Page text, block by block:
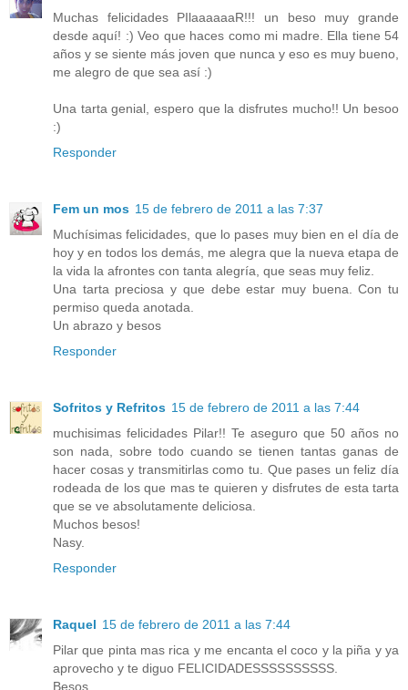
Muchas felicidades PIlaaaaaaR!!! un beso muy grande
desde aquí! :) Veo que haces como mi madre. Ella tiene 54
años y se siente más joven que nunca y eso es muy bueno,
me alegro de que sea así :)
Una tarta genial, espero que la disfrutes mucho!! Un besoo
:)
Responder
Fem un mos 15 de febrero de 2011 a las 7:37
Muchísimas felicidades, que lo pases muy bien en el día de
hoy y en todos los demás, me alegra que la nueva etapa de
la vida la afrontes con tanta alegría, que seas muy feliz.
Una tarta preciosa y que debe estar muy buena. Con tu
permiso queda anotada.
Un abrazo y besos
Responder
Sofritos y Refritos 15 de febrero de 2011 a las 7:44
muchisimas felicidades Pilar!! Te aseguro que 50 años no
son nada, sobre todo cuando se tienen tantas ganas de
hacer cosas y transmitirlas como tu. Que pases un feliz día
rodeada de los que mas te quieren y disfrutes de esta tarta
que se ve absolutamente deliciosa.
Muchos besos!
Nasy.
Responder
Raquel 15 de febrero de 2011 a las 7:44
Pilar que pinta mas rica y me encanta el coco y la piña y ya
aprovecho y te diguo FELICIDADESSSSSSSSSS.
Besos.